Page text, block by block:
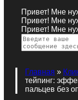
Привет! Мне
Привет! Мне
Привет! Мне
Главная »
тейпинг:
пальцев без